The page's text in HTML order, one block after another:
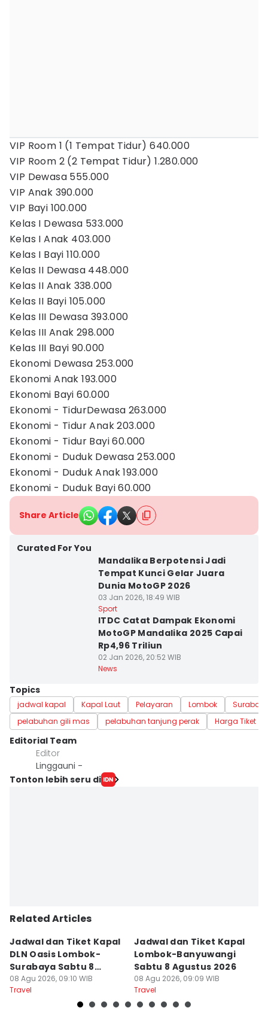
VIP Room 1 (1 Tempat Tidur) 640.000
VIP Room 2 (2 Tempat Tidur) 1.280.000
VIP Dewasa 555.000
VIP Anak 390.000
VIP Bayi 100.000
Kelas I Dewasa 533.000
Kelas I Anak 403.000
Kelas I Bayi 110.000
Kelas II Dewasa 448.000
Kelas II Anak 338.000
Kelas II Bayi 105.000
Kelas III Dewasa 393.000
Kelas III Anak 298.000
Kelas III Bayi 90.000
Ekonomi Dewasa 253.000
Ekonomi Anak 193.000
Ekonomi Bayi 60.000
Ekonomi - TidurDewasa 263.000
Ekonomi - Tidur Anak 203.000
Ekonomi - Tidur Bayi 60.000
Ekonomi - Duduk Dewasa 253.000
Ekonomi - Duduk Anak 193.000
Ekonomi - Duduk Bayi 60.000
Share Article
Curated For You
Mandalika Berpotensi Jadi
Tempat Kunci Gelar Juara
Dunia MotoGP 2026
03 Jan 2026, 18:49 WIB
Sport
ITDC Catat Dampak Ekonomi
MotoGP Mandalika 2025 Capai
Rp4,96 Triliun
02 Jan 2026, 20:52 WIB
News
Topics
jadwal kapal Kapal Laut Pelayaran Lombok
pelabuhan gili mas
pelabuhan tanjung perak Harga Tiket
Editorial Team
Editor
Linggauni -
Tonton lebih seru di
Related Articles
Jadwal dan Tiket Kapal
DLN Oasis Lombok-
Surabaya Sabtu 8
Agustus 2026
08 Agu 2026, 09:10 WIB
Travel
Jadwal dan Tiket Kapal
Lombok-Banyuwangi
Sabtu 8 Agustus 2026
08 Agu 2026, 09:09 WIB
Travel